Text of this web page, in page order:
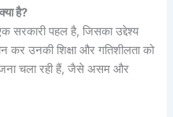
क्याहै?
सरकारी पहल है, जिसका उद्देश्य
कर उनकी शिक्षा और गतिशीलता को
चला रही हैं, जैसे असम और